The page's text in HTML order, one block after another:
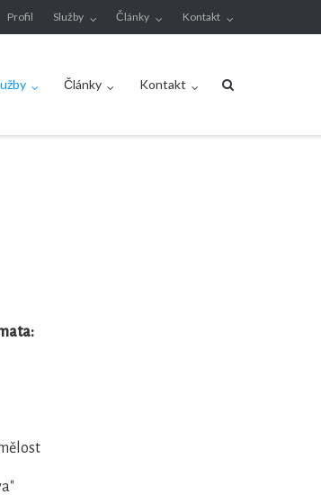
Profil Služby Články Kontakt
Články Kontakt